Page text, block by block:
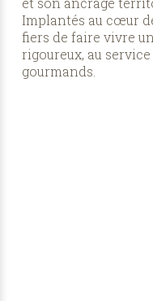
Implantés au cœur
fiers de faire vivre
rigoureux, au
gourmands.